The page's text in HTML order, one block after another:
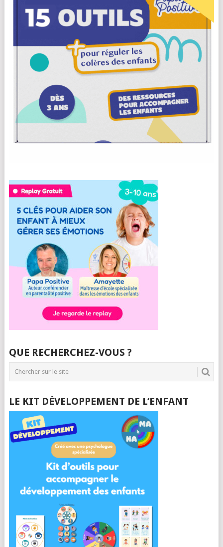
QUE RECHERCHEZ-VOUS ?
LE KIT DÉVELOPPEMENT DE L’ENFANT